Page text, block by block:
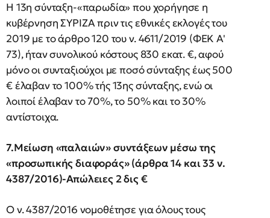
Η 13η σύνταξη-«παρωδία» που χορήγησε η
κυβέρνηση ΣΥΡΙΖΑ πριν τις εθνικές εκλογές του
2019 με το άρθρο 120 του ν. 4611/2019 (ΦΕΚ Α'
73), ήταν συνολικού κόστους 830 εκατ. €, αφού
μόνο οι συνταξιούχοι με ποσό σύνταξης έως 500
€ έλαβαν το 100% τής 13ης σύνταξης, ενώ οι
λοιποί έλαβαν το 70%, το 50% και το 30%
αντίστοιχα.
7.Μείωση «παλαιών» συντάξεων μέσω της
«προσωπικής διαφοράς» (άρθρα 14 και 33 ν.
4387/2016)-Απώλειες 2 δις €
Ο ν. 4387/2016 νομοθέτησε για όλους τους